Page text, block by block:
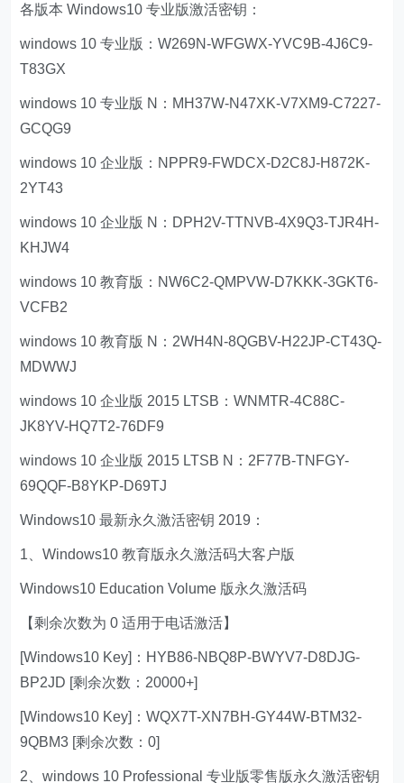
各版本 Windows10 专业版激活密钥：
windows 10 专业版：W269N-WFGWX-YVC9B-4J6C9-
T83GX
windows 10 专业版 N：MH37W-N47XK-V7XM9-C7227-
GCQG9
windows 10 企业版：NPPR9-FWDCX-D2C8J-H872K-
2YT43
windows 10 企业版 N：DPH2V-TTNVB-4X9Q3-TJR4H-
KHJW4
windows 10 教育版：NW6C2-QMPVW-D7KKK-3GKT6-
VCFB2
windows 10 教育版 N：2WH4N-8QGBV-H22JP-CT43Q-
MDWWJ
windows 10 企业版 2015 LTSB：WNMTR-4C88C-
JK8YV-HQ7T2-76DF9
windows 10 企业版 2015 LTSB N：2F77B-TNFGY-
69QQF-B8YKP-D69TJ
Windows10 最新永久激活密钥 2019：
1、Windows10 教育版永久激活码大客户版
Windows10 Education Volume 版永久激活码
【剩余次数为 0 适用于电话激活】
[Windows10 Key]：HYB86-NBQ8P-BWYV7-D8DJG-
BP2JD [剩余次数：20000+]
[Windows10 Key]：WQX7T-XN7BH-GY44W-BTM32-
9QBM3 [剩余次数：0]
2、windows 10 Professional 专业版零售版永久激活密钥